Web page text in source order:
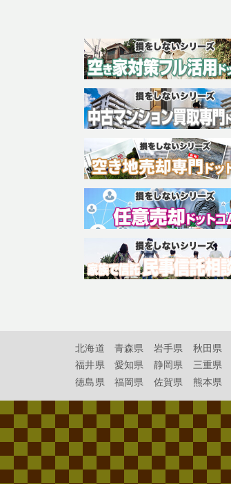
北海道 青森県 岩手県 秋田県
福井県
愛知県 静岡県 三重県
徳島県
福岡県 佐賀県 熊本県